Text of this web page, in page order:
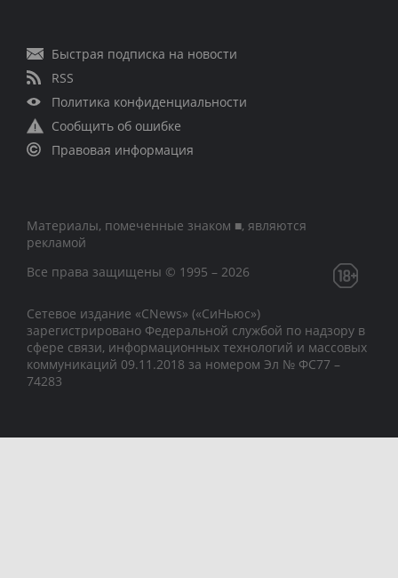
Быстрая подписка на новости
RSS
Политика конфиденциальности
Сообщить об ошибке
Правовая информация
Материалы, помеченные знаком ■, являются
рекламой
Все права защищены © 1995 – 2026
Сетевое издание «CNews» («СиНьюс»)
зарегистрировано Федеральной службой по надзору в
сфере связи, информационных технологий и массовых
коммуникаций 09.11.2018 за номером Эл № ФС77 –
74283